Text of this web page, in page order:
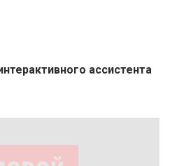
ассистента